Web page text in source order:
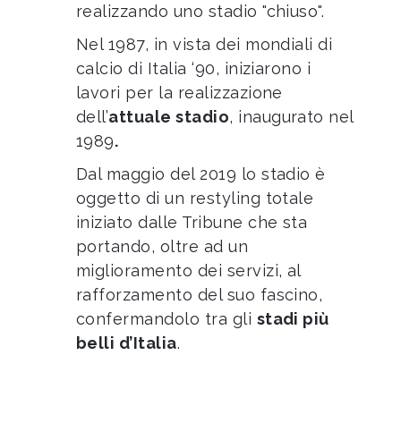
realizzando uno stadio "chiuso".
Nel 1987, in vista dei mondiali di
calcio di Italia ‘90, iniziarono i
lavori per la realizzazione
dell’attuale stadio, inaugurato nel
1989.
Dal maggio del 2019 lo stadio è
oggetto di un restyling totale
iniziato dalle Tribune che sta
portando, oltre ad un
miglioramento dei servizi, al
rafforzamento del suo fascino,
confermandolo tra gli stadi più
belli d’Italia.